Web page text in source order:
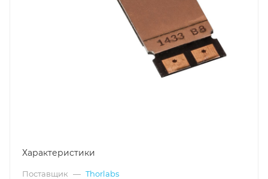
Характеристики
Поставщик — Thorlabs